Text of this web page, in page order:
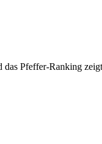
Pfeffer-Ranking